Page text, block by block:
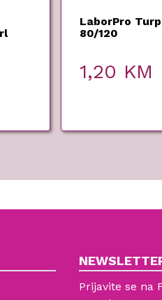
LaborPro
80/120
1,20 KM
Prijavite se na